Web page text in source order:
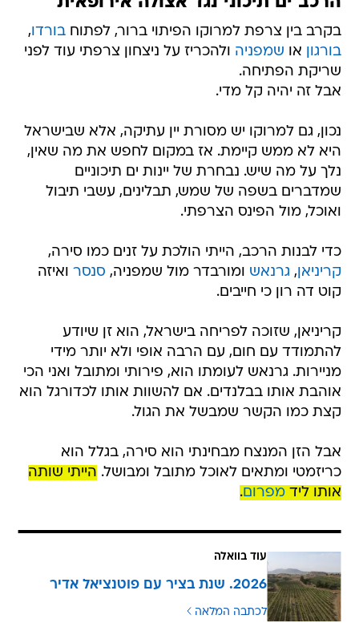
בקרב בין צרפת למרוקו הפיתוי ברור, לפתוחבורדו,
בורגון או שמפניה ולהכריז על ניצחון צרפתי עוד לפני
שריקת הפתיחה.
אבל זה יהיה קל מדי.
נכון, גם למרוקו יש מסורת יין עתיקה, אלא שבישראל
היא לא ממש קיימת. אז במקום לחפש את מה שאין,
נלך על מה שיש. נבחרת של יינות ים תיכוניים
שמדברים בשפה של שמש, תבלינים, עשבי תיבול
ואוכל, מול הפינס הצרפתי.
כדי לבנות הרכב, הייתי הולכת על זנים כמו סירה,
קריניאן, גרנאש ומורבדר מול שמפניה, סנסר ואיזה
קוט דה רון כי חייבים.
קריניאן, שזוכה לפריחה בישראל, הוא זן שיודע
להתמודד עם חום, עם הרבה אופי ולא יותר מידי
מניירות. גרנאש לעומתו הוא, פירותי ומתובל ואני הכי
אוהבת אותו בבלנדים. אם להשוות אותו לכדורגל הוא
קצת כמו הקשר שמבשל את הגול.
אבל הזן המנצח מבחינתי הוא סירה, בגלל הוא
כריזמטי ומתאים לאוכל מתובל ומבושל. הייתי שותה
אותו לידמפרום.
עוד בוואלה
2026. שנת בציר עם פוטנציאל אדיר
לכתבה המלאה